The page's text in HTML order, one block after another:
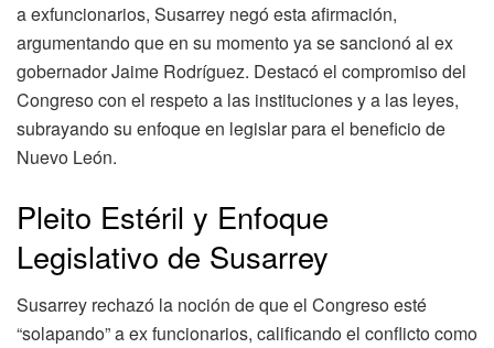
a exfuncionarios, Susarrey negó esta afirmación,
argumentando que en su momento ya se sancionó al ex
gobernador Jaime Rodríguez. Destacó el compromiso del
Congreso con el respeto a las instituciones y a las leyes,
subrayando su enfoque en legislar para el beneficio de
Nuevo León.
Pleito Estéril y Enfoque
Legislativo de Susarrey
Susarrey rechazó la noción de que el Congreso esté
“solapando” a ex funcionarios, calificando el conflicto como